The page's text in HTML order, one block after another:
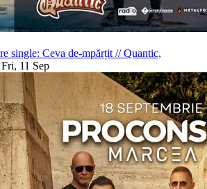
single: Ceva de-mpărțit //Quantic,
Fri, 11 Sep